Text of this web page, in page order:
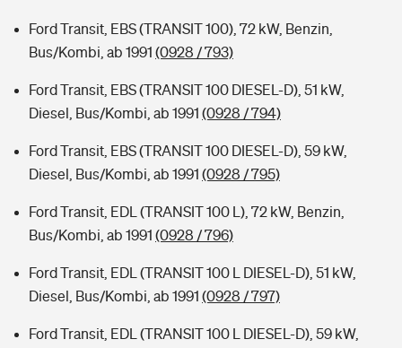
Ford Transit, EBS (TRANSIT 100), 72 kW, Benzin,
Bus/Kombi, ab 1991 (0928 / 793)
Ford Transit, EBS (TRANSIT 100 DIESEL-D), 51 kW,
Diesel, Bus/Kombi, ab 1991 (0928 / 794)
Ford Transit, EBS (TRANSIT 100 DIESEL-D), 59 kW,
Diesel, Bus/Kombi, ab 1991 (0928 / 795)
Ford Transit, EDL (TRANSIT 100 L), 72 kW, Benzin,
Bus/Kombi, ab 1991 (0928 / 796)
Ford Transit, EDL (TRANSIT 100 L DIESEL-D), 51 kW,
Diesel, Bus/Kombi, ab 1991 (0928 / 797)
Ford Transit, EDL (TRANSIT 100 L DIESEL-D), 59 kW,